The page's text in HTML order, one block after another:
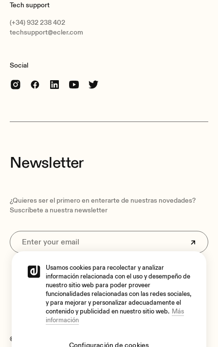
Tech support
(+34) 932 238 402
techsupport@ecler.com
Social
Newsletter
¿Quieres ser el primero en enterarte de nuestras novedades?
Suscríbete a nuestra newsletter
Al suscribirte aceptas nuestraPolítica de privacidad.
© 2026 Ecler
Usamos cookies para recolectar y analizar
información relacionada con el uso y desempeño de
nuestro sitio web para poder proveer
funcionalidades relacionadas con las redes sociales,
y para mejorar y personalizar adecuadamente el
contenido y publicidad en nuestro sitio web. Más
información
Configuración de cookies